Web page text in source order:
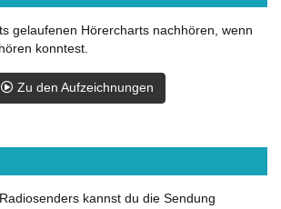
gelaufenen Hörercharts nachhören, wenn
konntest.
Zu den Aufzeichnungen
kannst du die Sendung